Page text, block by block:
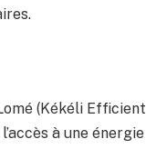
(Kékéli Efficient
à une énergie